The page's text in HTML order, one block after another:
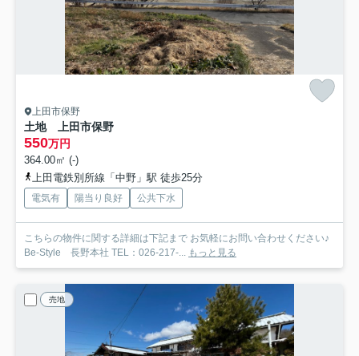
上田市保野
土地 上田市保野
550万円
364.00㎡ (-)
上田電鉄別所線「中野」駅 徒歩25分
電気有 陽当り良好 公共下水
こちらの物件に関する詳細は下記まで お気軽にお問い合わせください♪
Be-Style 長野本社 TEL：026-217-... もっと見る
売地